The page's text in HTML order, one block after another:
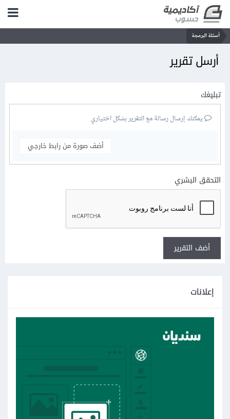
أسئلة البرمجة
أرسل تقرير
تبليغك
يمكنك إرسال رسالة مع التقرير بشكل اختياري
أضف صورة من رابط خارجي
التحقق البشري
أضف التقرير
إعلانات